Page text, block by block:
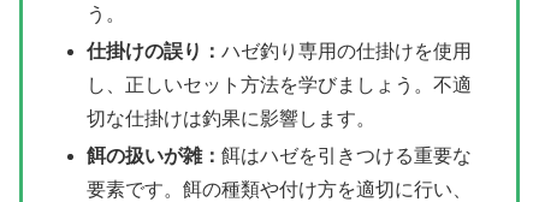
う。
仕掛けの誤り：ハゼ釣り専用の仕掛けを使用
し、正しいセット方法を学びましょう。不適
切な仕掛けは釣果に影響します。
餌の扱いが雑：餌はハゼを引きつける重要な
要素です。餌の種類や付け方を適切に行い、